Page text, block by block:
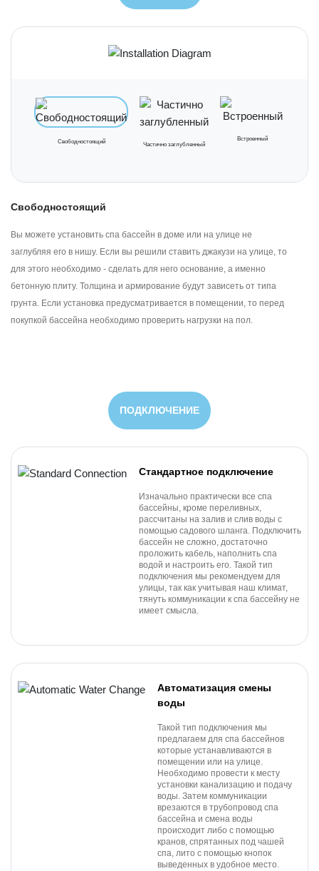
Свободностоящий
Вы можете установить спа бассейн в доме или на улице не
заглубляя его в нишу. Если вы решили ставить джакузи на улице, то
для этого необходимо - сделать для него основание, а именно
бетонную плиту. Толщина и армирование будут зависеть от типа
грунта. Если установка предусматривается в помещении, то перед
покупкой бассейна необходимо проверить нагрузки на пол.
Свободностоящий Частично заглубленный
Встроенный
ПОДКЛЮЧЕНИЕ
Стандартное подключение
Изначально практически все спа
бассейны, кроме переливных,
рассчитаны на залив и слив воды с
помощью садового шланга. Подключить
бассейн не сложно, достаточно
проложить кабель, наполнить спа
водой и настроить его. Такой тип
подключения мы рекомендуем для
улицы, так как учитывая наш климат,
тянуть коммуникации к спа бассейну не
имеет смысла.
Автоматизация смены
воды
Такой тип подключения мы
предлагаем для спа бассейнов
которые устанавливаются в
помещении или на улице.
Необходимо провести к месту
установки канализацию и подачу
воды. Затем коммуникации
врезаются в трубопровод спа
бассейна и смена воды
происходит либо с помощью
кранов, спрятанных под чашей
спа, лито с помощью кнопок
выведенных в удобное место.